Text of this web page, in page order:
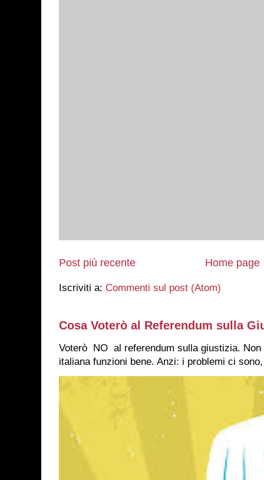
Post più recente Home page
Iscriviti a: Commenti sul post (Atom)
Cosa Voterò al Referendum sulla
Voterò NO al referendum sulla giustizia.
italiana funzioni bene. Anzi: i problemi ci